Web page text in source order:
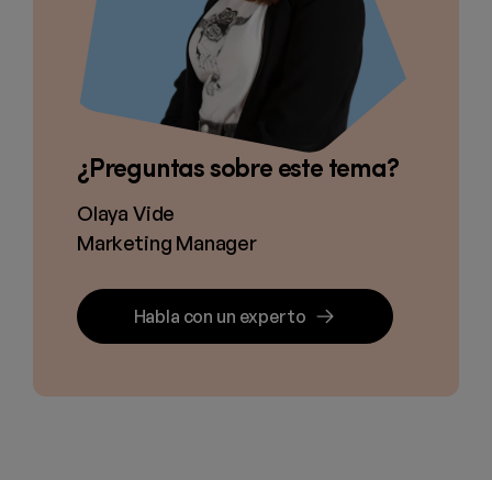
¿Preguntas sobre este tema?
Olaya Vide
Marketing Manager
Habla con un experto